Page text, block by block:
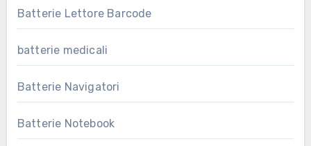
Batterie Lettore Barcode
batterie medicali
Batterie Navigatori
Batterie Notebook